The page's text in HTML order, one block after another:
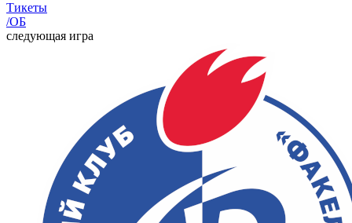
Тикеты
/ОБ
следующая игра